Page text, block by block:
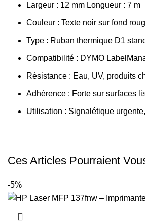
Largeur : 12 mm Longueur : 7 m
Couleur : Texte noir sur fond
Type : Ruban thermique D1
Compatibilité : DYMO
Résistance : Eau, UV, produits
Adhérence : Forte sur surfaces
Utilisation : Signalétique
Ces Articles Pourraient
-5%